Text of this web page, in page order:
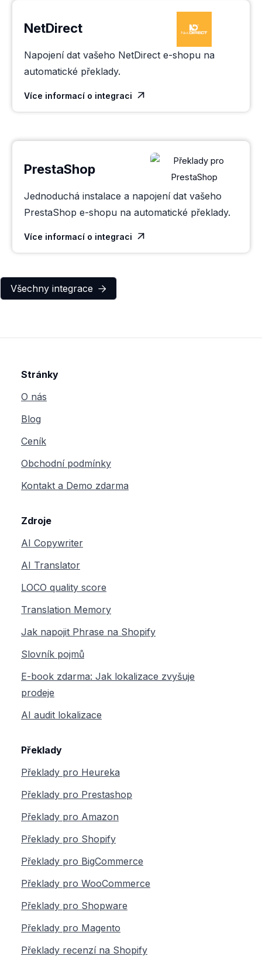
NetDirect
Napojení dat vašeho NetDirect e-shopu na
automatické překlady.
Více informací o integraci 
PrestaShop
Jednoduchá instalace a napojení dat vašeho
PrestaShop e-shopu na automatické překlady.
Více informací o integraci 
Všechny integrace 
Stránky
O nás
Blog
Ceník
Obchodní podmínky
Kontakt a Demo zdarma
Zdroje
AI Copywriter
AI Translator
LOCO quality score
Translation Memory
Jak napojit Phrase na Shopify
Slovník pojmů
E-book zdarma: Jak lokalizace zvyšuje
prodeje
AI audit lokalizace
Překlady
Překlady pro Heureka
Překlady pro Prestashop
Překlady pro Amazon
Překlady pro Shopify
Překlady pro BigCommerce
Překlady pro WooCommerce
Překlady pro Shopware
Překlady pro Magento
Překlady recenzí na Shopify